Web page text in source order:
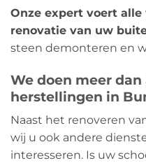
Onze expert voert
renovatie van uw
steen demonteren en
We doen meer
herstellingen in
Naast het renoveren
wij u ook andere
interesseren. Is uw